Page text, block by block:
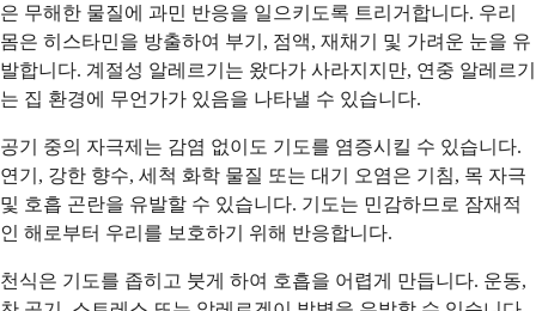
은 무해한 물질에 과민 반응을 일으키도록 트리거합니다. 우리
몸은 히스타민을 방출하여 부기, 점액, 재채기 및 가려운 눈을 유
발합니다. 계절성 알레르기는 왔다가 사라지지만, 연중 알레르기
는 집 환경에 무언가가 있음을 나타낼 수 있습니다.
공기 중의 자극제는 감염 없이도 기도를 염증시킬 수 있습니다.
연기, 강한 향수, 세척 화학 물질 또는 대기 오염은 기침, 목 자극
및 호흡 곤란을 유발할 수 있습니다. 기도는 민감하므로 잠재적
인 해로부터 우리를 보호하기 위해 반응합니다.
천식은 기도를 좁히고 붓게 하여 호흡을 어렵게 만듭니다. 운동,